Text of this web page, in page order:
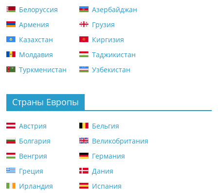
Белоруссия
Азербайджан
Армения
Грузия
Казахстан
Киргизия
Молдавия
Таджикистан
Туркменистан
Узбекистан
Страны Европы
Австрия
Бельгия
Болгария
Великобритания
Венгрия
Германия
Греция
Дания
Ирландия
Испания